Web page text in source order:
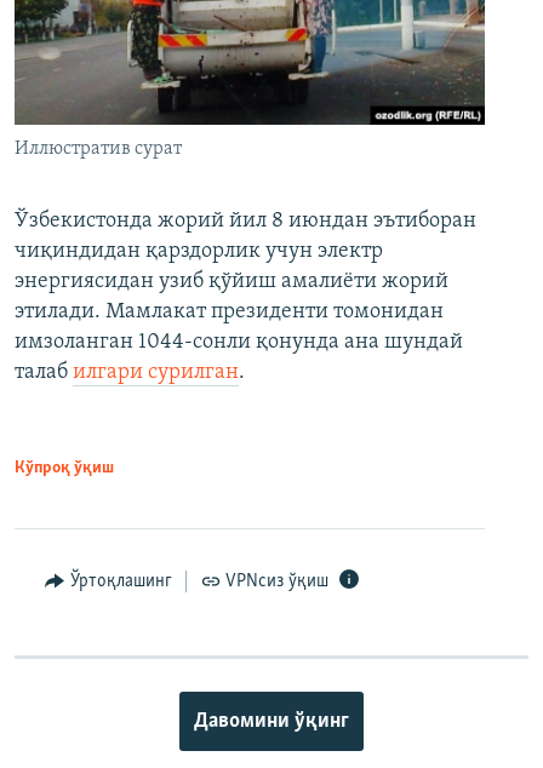
Иллюстратив сурат
Ўзбекистонда жорий йил 8 июндан эътиборан
чиқиндидан қарздорлик учун электр
энергиясидан узиб қўйиш амалиёти жорий
этилади. Мамлакат президенти томонидан
имзоланган 1044-сонли қонунда ана шундай
талаб илгари сурилган.
Кўпроқ ўқиш
Ўртоқлашинг VPNсиз ўқиш
Давомини ўқинг